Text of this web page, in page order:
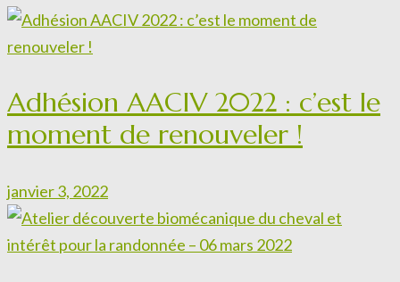
Adhésion AACIV 2022 : c’est le
moment de renouveler !
janvier 3, 2022